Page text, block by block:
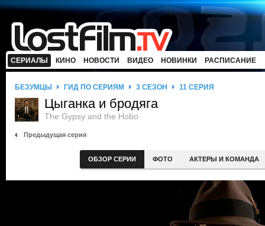
СЕРИАЛЫ КИНО НОВОСТИ ВИДЕО НОВИНКИ РАСПИСАНИЕ
БЕЗУМЦЫ ГИД ПО СЕРИЯМ 3 СЕЗОН 11 СЕРИЯ
Цыганка и бродяга
The Gypsy and the Hobo
Предыдущая серия
ОБЗОР СЕРИИ ФОТО АКТЕРЫ И КОМАНДА